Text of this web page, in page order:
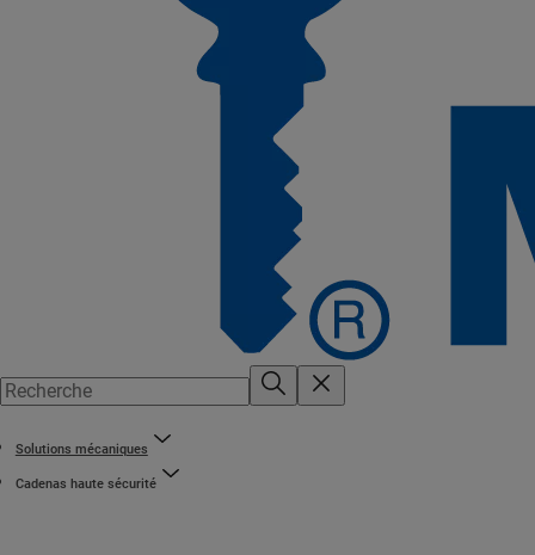
Solutions mécaniques
Cadenas haute sécurité